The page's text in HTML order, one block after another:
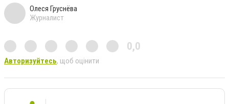
Олеся Груснёва
Журналист
0,0
Авторизуйтесь, щоб оцінити